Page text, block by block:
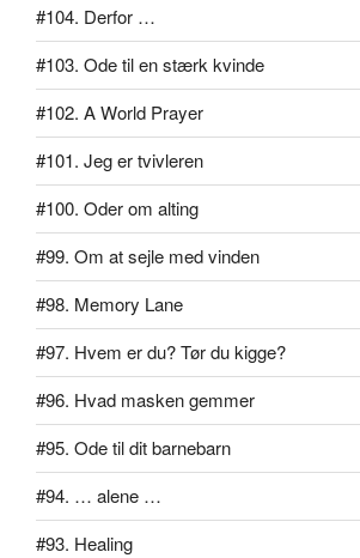
#104. Derfor …
#103. Ode til en stærk kvinde
#102. A World Prayer
#101. Jeg er tvivleren
#100. Oder om alting
#99. Om at sejle med vinden
#98. Memory Lane
#97. Hvem er du? Tør du kigge?
#96. Hvad masken gemmer
#95. Ode til dit barnebarn
#94. … alene …
#93. Healing